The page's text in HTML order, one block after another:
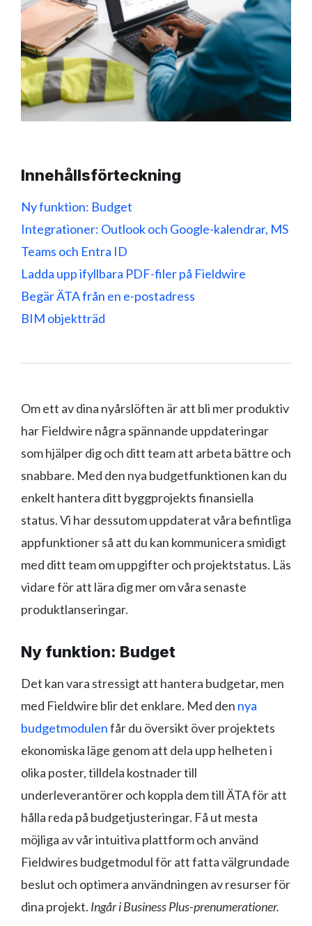
Innehållsförteckning
Ny funktion: Budget
Integrationer: Outlook och Google-kalendrar, MS
Teams och Entra ID
Ladda upp ifyllbara PDF-filer på Fieldwire
Begär ÄTA från en e-postadress
BIM objektträd
Om ett av dina nyårslöften är att bli mer produktiv
har Fieldwire några spännande uppdateringar
som hjälper dig och ditt team att arbeta bättre och
snabbare. Med den nya budgetfunktionen kan du
enkelt hantera ditt byggprojekts finansiella
status. Vi har dessutom uppdaterat våra befintliga
appfunktioner så att du kan kommunicera smidigt
med ditt team om uppgifter och projektstatus. Läs
vidare för att lära dig mer om våra senaste
produktlanseringar.
Ny funktion: Budget
Det kan vara stressigt att hantera budgetar, men
med Fieldwire blir det enklare. Med den nya
budgetmodulenfår du översikt över projektets
ekonomiska läge genom att dela upp helheten i
olika poster, tilldela kostnader till
underleverantörer och koppla dem till ÄTA för att
hålla reda på budgetjusteringar. Få ut mesta
möjliga av vår intuitiva plattform och använd
Fieldwires budgetmodul för att fatta välgrundade
beslut och optimera användningen av resurser för
dina projekt. Ingår i Business Plus-prenumerationer.